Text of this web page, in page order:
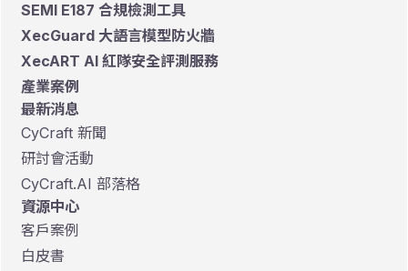
SEMI E187 合規檢測工具
XecGuard 大語言模型防火牆
XecART AI 紅隊安全評測服務
產業案例
最新消息
CyCraft 新聞
研討會活動
CyCraft.AI 部落格
資源中心
客戶案例
白皮書